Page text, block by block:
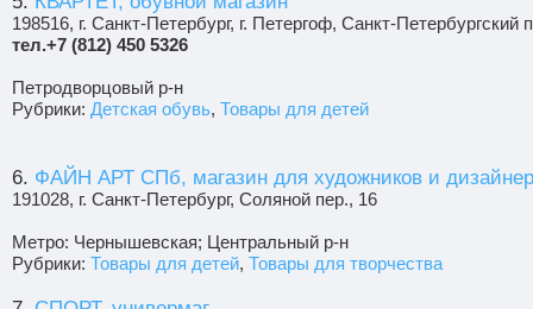
198516, г. Санкт-Петербург, г. Петергоф, Санкт-Петербургский
тел.+7 (812) 450 5326
Петродворцовый р-н
Рубрики: Детская обувь, Товары для детей
6. ФАЙН АРТ СПб, магазин для художников и
191028, г. Санкт-Петербург, Соляной пер., 16
Метро: Чернышевская; Центральный р-н
Рубрики: Товары для детей, Товары для творчества